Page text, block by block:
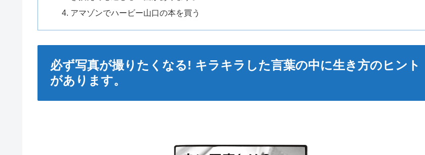
アマゾンでハービー山口の本を買う
必ず写真が撮りたくなる! キラキラした言葉の中に生き方のヒント
があります。